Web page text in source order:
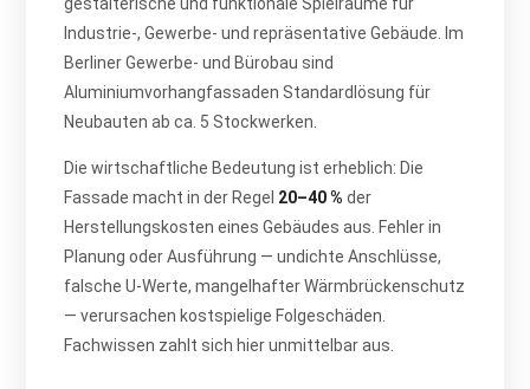
Industrie-, Gewerbe- und repräsentative Gebäude. Im
Berliner Gewerbe- und Bürobau sind
Aluminiumvorhangfassaden Standardlösung für
Neubauten ab ca. 5 Stockwerken.
Die wirtschaftliche Bedeutung ist erheblich: Die
Fassade macht in der Regel 20–40 % der
Herstellungskosten eines Gebäudes aus. Fehler in
Planung oder Ausführung — undichte Anschlüsse,
falsche U-Werte, mangelhafter Wärmbrückenschutz
— verursachen kostspielige Folgeschäden.
Fachwissen zahlt sich hier unmittelbar aus.